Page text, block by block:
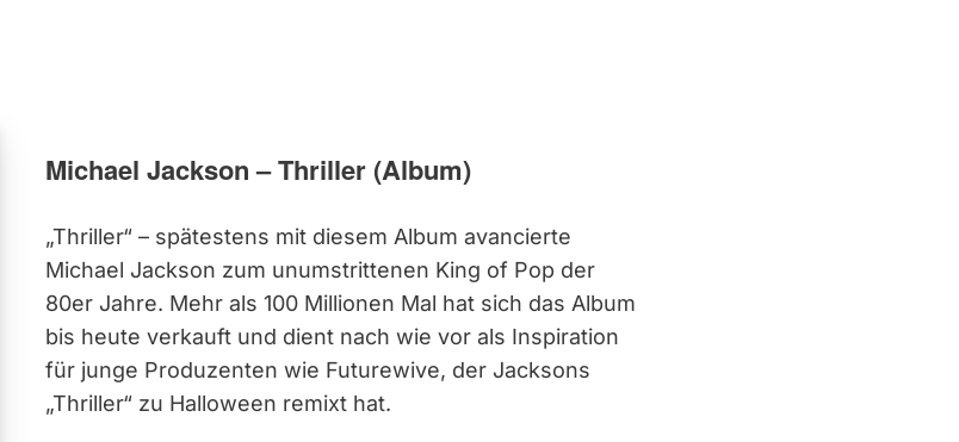
Michael Jackson – Thriller (Album)
„Thriller“ – spätestens mit diesem Album avancierte
Michael Jackson zum unumstrittenen King of Pop der
80er Jahre. Mehr als 100 Millionen Mal hat sich das Album
bis heute verkauft und dient nach wie vor als Inspiration
für junge Produzenten wie Futurewive, der Jacksons
„Thriller“ zu Halloween remixt hat.